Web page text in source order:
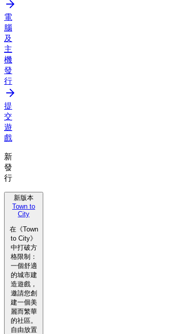
電
腦
及
主
機
發
行
提
交
遊
戲
新
發
行
新版本
Town to
City
在《Town
to City》
中打破方
格限制：
一個舒適
的城市建
造遊戲，
邀請您創
建一個美
麗而繁華
的社區。
自由放置